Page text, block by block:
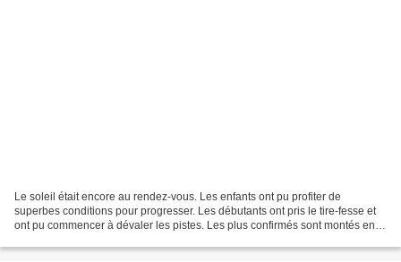
Le soleil était encore au rendez-vous. Les enfants ont pu profiter de
superbes conditions pour progresser. Les débutants ont pris le tire-fesse et
ont pu commencer à dévaler les pistes. Les plus confirmés sont montés en